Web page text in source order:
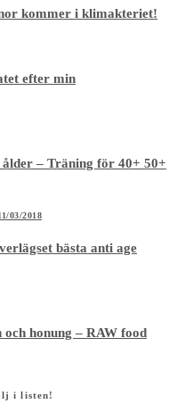
kommer i klimakteriet!
efter min
– Träning för 40+ 50+
03/2018
bästa anti age
honung – RAW food
i listen!